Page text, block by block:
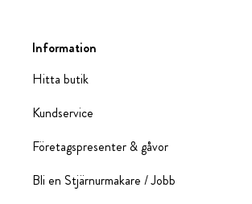
Information
Hitta butik
Kundservice
Företagspresenter & gåvor
Bli en Stjärnurmakare / Jobb